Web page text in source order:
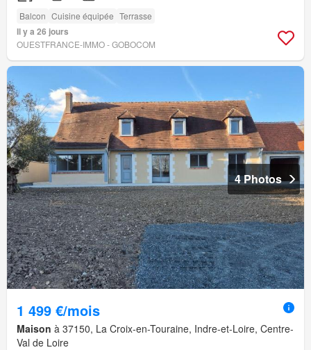
Balcon Cuisine équipée Terrasse
Il y a 26 jours
OUESTFRANCE-IMMO - GOBOCOM
4 Photos
1 499 €/mois
Maison à 37150, La Croix-en-Touraine, Indre-et-Loire, Centre-
Val de Loire